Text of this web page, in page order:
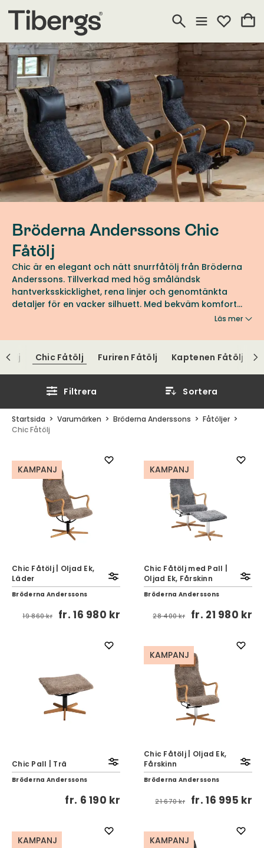
Bröderna Anderssons Chic
Fåtölj
Chic är en elegant och nätt snurrfåtölj från Bröderna
Anderssons. Tillverkad med hög småländsk
hantverksskicklighet, rena linjer och genomtänkta
detaljer för en vacker silhuett. Med bekväm komfort
passar den perfekt i soffgruppen eller som solitär i
Läs mer
Chic Fåtölj Furiren Fåtölj Kaptenen Fåtölj
Filtrera Sortera
Startsida Varumärken Bröderna Anderssons
Fåtöljer
Chic Fåtölj
KAMPANJ
Chic Fåtölj | Oljad Ek,
Läder
Bröderna Anderssons
19 860 kr fr.16 980 kr
KAMPANJ
Chic Fåtölj med Pall |
Oljad Ek, Fårskinn
Bröderna Anderssons
28 400 kr fr. 21 980 kr
Chic Pall | Trä
Bröderna Anderssons
fr. 6 190 kr
KAMPANJ
Chic Fåtölj | Oljad Ek,
Fårskinn
Bröderna Anderssons
21 670 kr fr.16 995 kr
KAMPANJ KAMPANJ